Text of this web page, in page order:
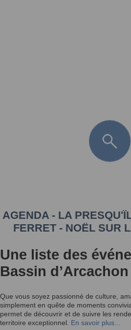
AGENDA - LA
FERRET - NOËL SUR
Une liste des
Bassin d’Arcachon
Que vous soyez passionné de culture,
simplement en quête de moments
permet de découvrir et de suivre les
territoire exceptionnel. En savoir plus...